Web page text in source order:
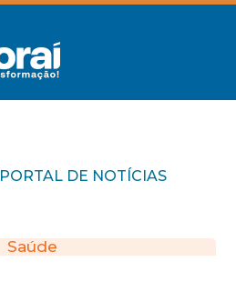
DE NOTÍCIAS
Saúde